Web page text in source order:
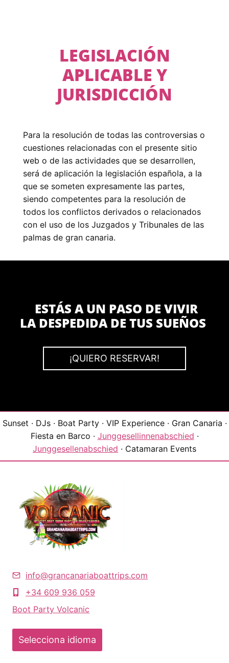
LEGISLACIÓN
APLICABLE Y
JURISDICCIÓN
Para la resolución de todas las controversias o
cuestiones relacionadas con el presente sitio
web o de las actividades que se desarrollen,
será de aplicación la legislación española, a la
que se someten expresamente las partes,
siendo competentes para la resolución de
todos los conflictos derivados o relacionados
con el uso de los Juzgados y Tribunales de las
palmas de gran canaria.
ESTÁS A UN PASO DE VIVIR
LA DESPEDIDA DE TUS SUEÑOS
¡QUIERO RESERVAR!
Sunset · DJs · Boat Party · VIP Experience · Gran Canaria ·
Fiesta en Barco · Junggesellinnenabschied ·
Junggesellenabschied · Catamaran Events
info@grancanariaboattrips.com
+34 609 936 059
Boot Party Volcanic
Selecciona idioma